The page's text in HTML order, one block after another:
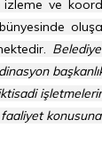
ve
faaliyet